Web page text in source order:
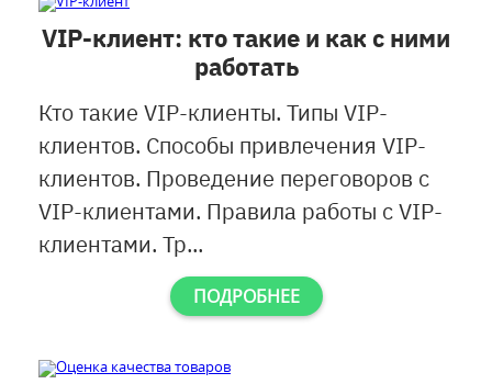
VIP-клиент: кто такие и как с ними
работать
Кто такие VIP-клиенты. Типы VIP-
клиентов. Способы привлечения VIP-
клиентов. Проведение переговоров с
VIP-клиентами. Правила работы с VIP-
клиентами. Тр...
ПОДРОБНЕЕ